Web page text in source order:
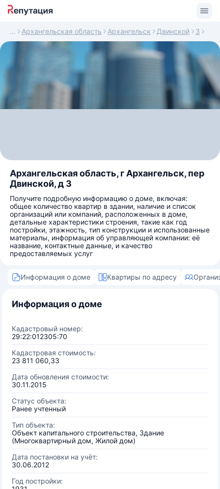
Архангельская область Архангельск Двинской 3
Архангельская область, г Архангельск, пер
Двинской, д 3
Получите подробную информацию о доме, включая:
общее количество квартир в здании, наличие и список
организаций или компаний, расположенных в доме,
детальные характеристики строения, такие как год
постройки, этажность, тип конструкции и использованные
материалы, информация об управляющей компании: её
название, контактные данные, и качество
предоставляемых услуг
Информация о доме Квартиры по адресу
Информация о доме
Кадастровый номер:
29:22:012305:70
Кадастровая стоимость:
23 811 060,33
Дата обновления стоимости:
30.11.2015
Статус объекта:
Ранее учтенный
Тип объекта:
Объект капитального строительства, Здание
(Многоквартирный дом, Жилой дом)
Дата постановки на учёт:
30.06.2012
Год постройки: